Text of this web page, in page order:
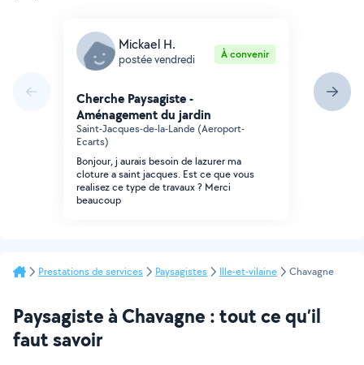
Mickael H.
postée vendredi À convenir
Cherche Paysagiste -
Aménagement du jardin
Saint-Jacques-de-la-Lande (Aeroport-
Ecarts)
Bonjour, j aurais besoin de lazurer ma
cloture a saint jacques. Est ce que vous
realisez ce type de travaux ? Merci
beaucoup
Prestations de services Paysagistes Ille-et-vilaine Chavagne
Paysagiste à Chavagne : tout ce qu’il
faut savoir